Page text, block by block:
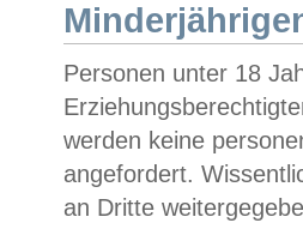
Personen unter 18
werden keine
angefordert.
an Dritte